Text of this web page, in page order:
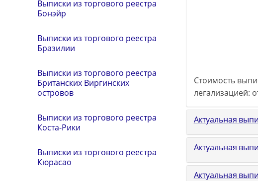
Выписки из торгового реестра
Бонэйр
Выписки из торгового реестра
Бразилии
Выписки из торгового реестра
Британских Виргинских
островов
Выписки из торгового реестра
Коста-Рики
Выписки из торгового реестра
Кюрасао
Стоимость
легализацией:
Актуальная
Актуальная
Актуальная